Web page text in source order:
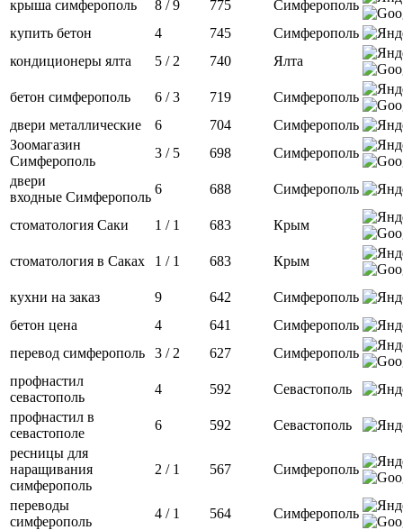
крыша симферополь 8 / 9 775
Симферополь
купить бетон
4 745
Симферополь
кондиционеры ялта
5 / 2 740 Ялта
бетон симферополь 6 / 3 719
Симферополь
двери металлические
6 704
Симферополь
Зоомагазин
Симферополь
3 / 5 698
Симферополь
двери
входные Симферополь
6 688 Симферополь
стоматология Саки 1 / 1 683 Крым
стоматология в Саках 1 / 1 683 Крым
кухни на заказ 9 642
Симферополь
бетон цена
4 641
Симферополь
перевод симферополь
3 / 2 627
Симферополь
профнастил
севастополь
4 592
Севастополь
профнастил в
севастополе
6 592
Севастополь
ресницы для
наращивания
симферополь
2 / 1 567 Симферополь
переводы
симферополь
4 / 1 564
Симферополь